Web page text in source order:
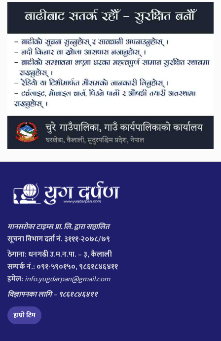
मानसरोवर टाइम्स प्रा. लि. द्वारा सञ्चालित
सूचना विभाग दर्ता नं. ३१११-२०७८/७९
ठेगाना: धनगढी उ.म.न.पा. – ३, कैलाली
सम्पर्क नं.: ०९१-५९०१५०, ९८६१८४६४११
इमेल: info.yugdarpan@gmail.com
विज्ञापनका लागि – ९८६१८४६४११
हाम्रो टिम